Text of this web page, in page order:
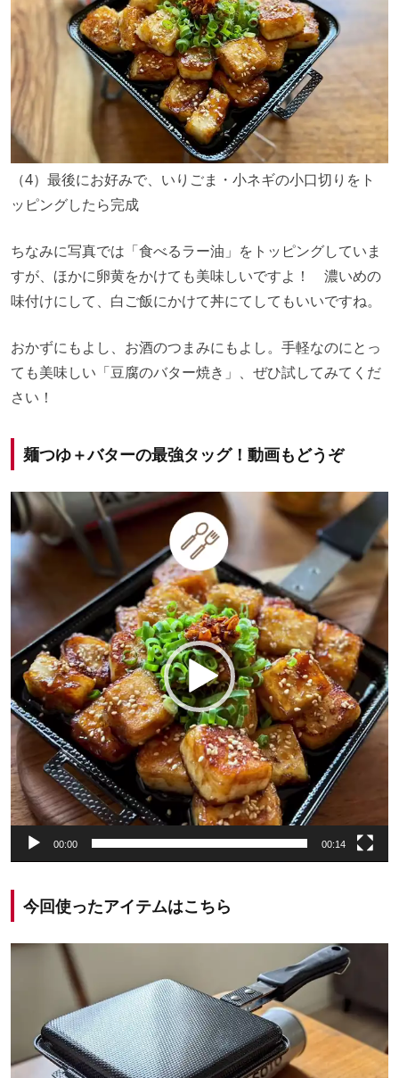
（4）最後にお好みで、いりごま・小ネギの小口切りをト
ッピングしたら完成
ちなみに写真では「食べるラー油」をトッピングしていま
すが、ほかに卵黄をかけても美味しいですよ！ 濃いめの
味付けにして、白ご飯にかけて丼にてしてもいいですね。
おかずにもよし、お酒のつまみにもよし。手軽なのにとっ
ても美味しい「豆腐のバター焼き」、ぜひ試してみてくだ
さい！
麺つゆ＋バターの最強タッグ！動画もどうぞ
動
画
プ
レ
ー
ヤ
ー
00:00 00:14
今回使ったアイテムはこちら